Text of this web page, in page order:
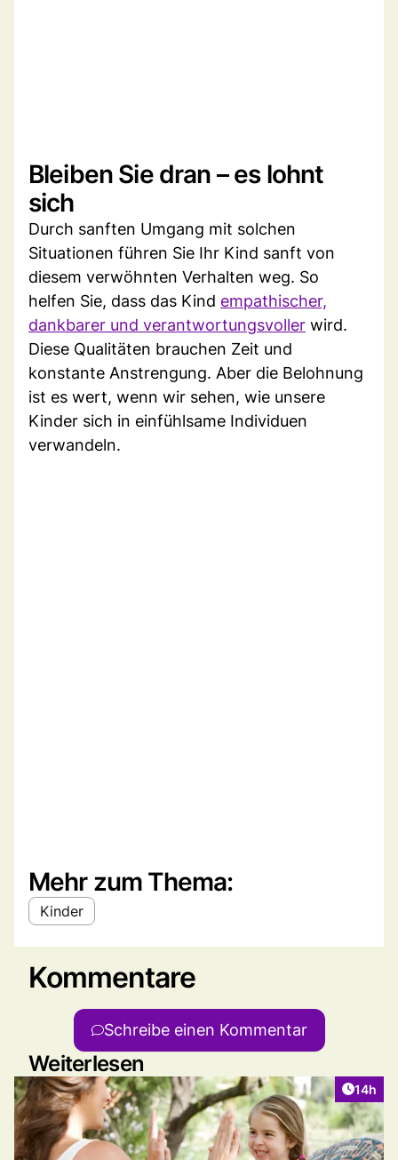
Bleiben Sie dran – es lohnt
sich
Durch sanften Umgang mit solchen
Situationen führen Sie Ihr Kind sanft von
diesem verwöhnten Verhalten weg. So
helfen Sie, dass das Kind empathischer,
dankbarer und verantwortungsvoller wird.
Diese Qualitäten brauchen Zeit und
konstante Anstrengung. Aber die Belohnung
ist es wert, wenn wir sehen, wie unsere
Kinder sich in einfühlsame Individuen
verwandeln.
Mehr zum Thema:
Kinder
Kommentare
Schreibe einen Kommentar
Weiterlesen
Artikel
14h